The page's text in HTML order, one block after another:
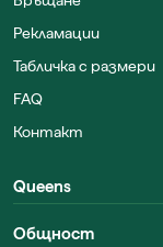
Рекламации
Табличка с размери
FAQ
Контакт
Queens
Общност